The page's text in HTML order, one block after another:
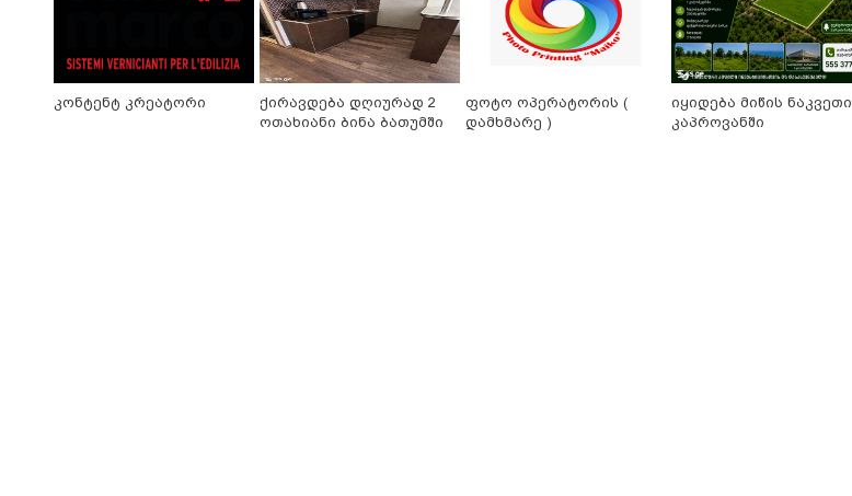
კონტენტ კრეატორი
ქირავდება დღიურად 2
ოთახიანი ბინა ბათუმში
ფოტო ოპერატორის (
დამხმარე )
იყიდება მიწის ნაკვეთი
კაპროვანში